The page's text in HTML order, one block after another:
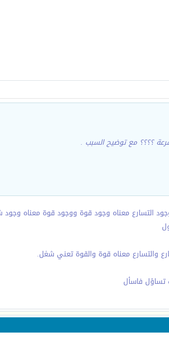
؟؟؟؟ مع توضيح السبب .
التسارع معناه وجود قوة ووجود قوة معناه وجود
والتسارع معناه قوة والقوة تعني شغل.
تساؤل فاسأل